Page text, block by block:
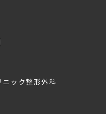
ック整形外科